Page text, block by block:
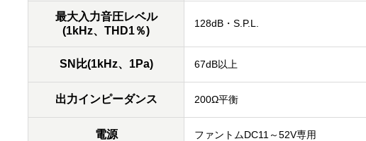
最大入力音圧レベル
(1kHz、THD1％)
128dB・S.P.L.
SN比(1kHz、1Pa) 67dB以上
出力インピーダンス 200Ω平衡
電源 ファントムDC11～52V専用